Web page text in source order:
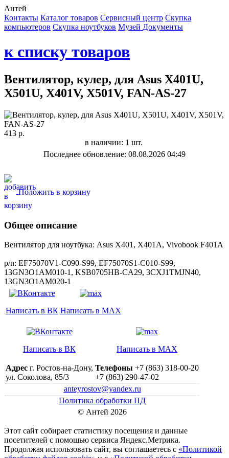
Антей
Контакты Каталог товаров Сервисный центр Cкупка
компьютеров Cкупка ноутбуков Музей Документы
к списку товаров
Вентилятор, кулер, для Asus X401U,
X501U, X401V, X501V, FAN-AS-27
413 р.
в наличии: 1 шт.
Последнее обновление: 08.08.2026 04:49
Положить в корзину
Общее описание
Вентилятор для ноутбука: Asus X401, X401A, Vivobook F401A
p/n: EF75070V1-C090-S99, EF75070S1-C010-S99,
13GN3O1AM010-1, KSB0705HB-CA29, 3CXJ1TMJN40,
13GN3O1AM020-1
Написать в ВК Написать в MAX
Написать в ВК Написать в MAX
Адрес г. Ростов-на-Дону,
ул. Соколова, 85/3
Телефоны +7 (863) 318-00-20
+7 (863) 290-47-02
anteyrostov@yandex.ru
Политика обработки ПД
© Антей 2026
Этот сайт собирает статистику посещения и данные
посетителей c помощью сервиса Яндекс.Метрика.
Продолжая использовать сайт, вы соглашаетесь с «Политикой